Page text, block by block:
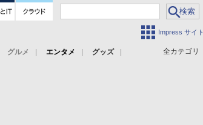
Impress サイト
全カテゴリ
グルメ エンタメ
グッズ